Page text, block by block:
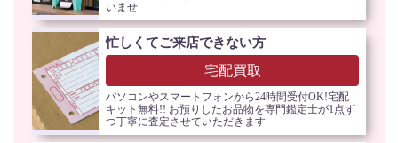
いませ
忙しくてご来店できない方
宅配買取
パソコンやスマートフォンから24時間受付OK!宅配
キット無料!! お預りしたお品物を専門鑑定士が1点ず
つ丁寧に査定させていただきます